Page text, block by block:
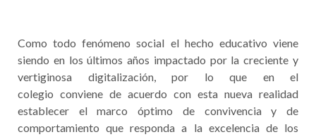
Como todo fenómeno social el hecho educativo viene
siendo en los últimos años impactado por la creciente y
vertiginosa digitalización, por lo que en el
colegio conviene de acuerdo con esta nueva realidad
establecer el marco óptimo de
convivencia y de
comportamiento que responda a la excelencia de los